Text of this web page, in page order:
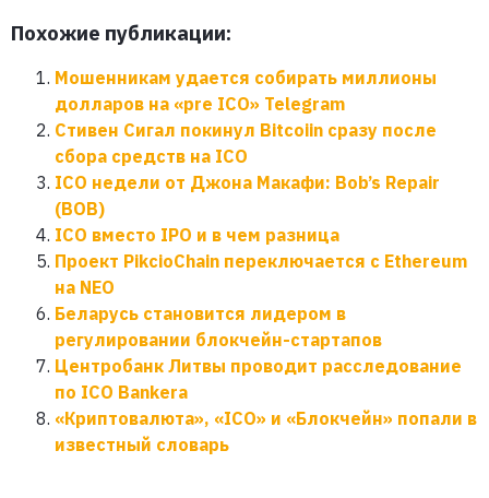
Похожие публикации:
Мошенникам удается собирать миллионы
долларов на «pre ICO» Telegram
Стивен Сигал покинул Bitcoiin сразу после
сбора средств на ICO
ICO недели от Джона Макафи: Bob’s Repair
(BOB)
ICO вместо IPO и в чем разница
Проект PikcioChain переключается с Ethereum
на NEO
Беларусь становится лидером в
регулировании блокчейн-стартапов
Центробанк Литвы проводит расследование
по ICO Bankera
«Криптовалюта», «ICO» и «Блокчейн» попали в
известный словарь